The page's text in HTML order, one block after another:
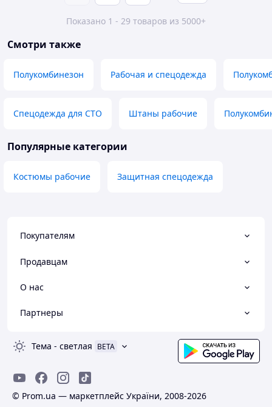
Показано 1 - 29 товаров из 5000+
Смотри также
Полукомбинезон Рабочая и спецодежда
Спецодежда для СТО Штаны рабочие
Популярные категории
Костюмы рабочие Защитная спецодежда
Покупателям
Продавцам
О нас
Партнеры
Тема - светлая BETA
© Prom.ua — маркетплейс України, 2008-2026